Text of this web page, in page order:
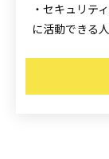
・セキュリテ
に活動できる